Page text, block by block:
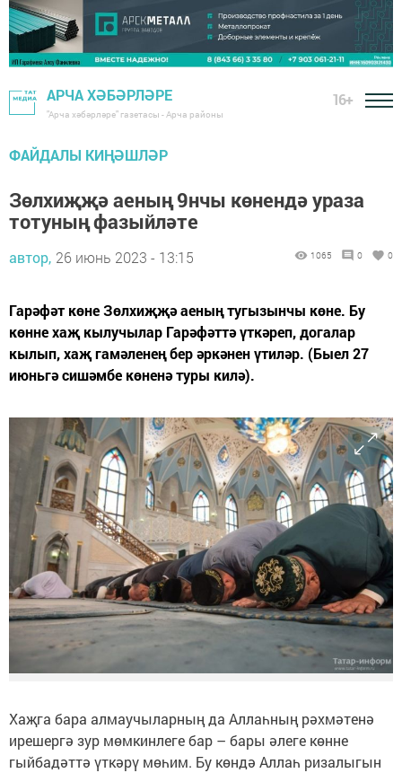
АРЧА ХӘБӘРЛӘРЕ
"Арча хәбәрләре" газетасы - Арча районы
16+
ФАЙДАЛЫ КИҢӘШЛӘР
Зөлхиҗҗә аеның 9нчы көнендә ураза
тотуның фазыйләте
автор, 26 июнь 2023 - 13:15 1065 0 0
Гарәфәт көне Зөлхиҗҗә аеның тугызынчы көне. Бу
көнне хаҗ кылучылар Гарәфәттә үткәреп, догалар
кылып, хаҗ гамәленең бер әркәнен үтиләр. (Быел 27
июньгә сишәмбе көненә туры килә).
Хаҗга бара алмаучыларның да Аллаһның рәхмәтенә
ирешергә зур мөмкинлеге бар – бары әлеге көнне
гыйбадәттә үткәрү мөһим. Бу көндә Аллаһ ризалыгын